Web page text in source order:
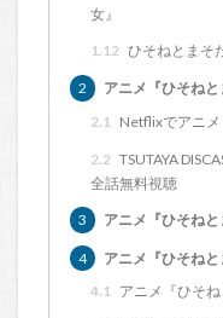
女』
1.12 ひそねとまそ
2
アニメ『ひそね
2.1
Netflixでアニ
2.2 TSUTAYA
全話無料視聴
3
アニメ『ひそね
4
アニメ『ひそね
4.1 アニメ『ひそ